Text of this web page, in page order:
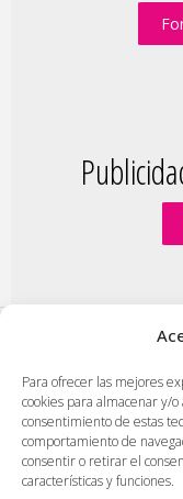
Para ofrecer las mejores
cookies para almacenar y/
consentimiento de estas
comportamiento de
consentir o retirar el
características y funciones.
Política de
Aviso legal